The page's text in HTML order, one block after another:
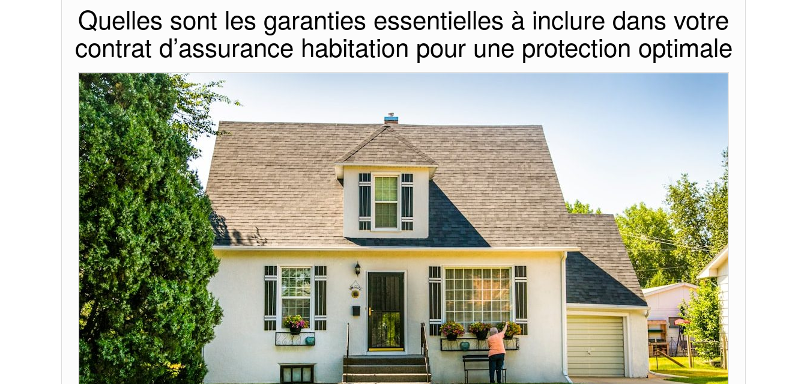
Quelles sont les garanties essentielles à inclure dans votre
contrat d’assurance habitation pour une protection optimale